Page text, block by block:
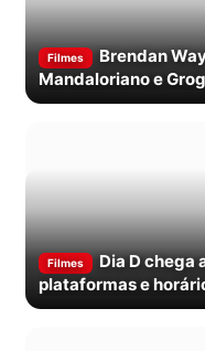
Filmes
Brendan
Mandaloriano e
Filmes
Dia D chega
plataformas e